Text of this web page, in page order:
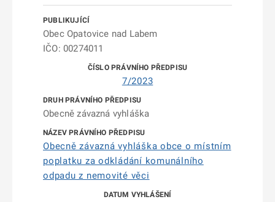
Obec Opatovice nad Labem
IČO: 00274011
7/2023
Obecně závazná vyhláška
Obecně závazná vyhláška obce o místním
poplatku za odkládání komunálního
odpadu z nemovité věci